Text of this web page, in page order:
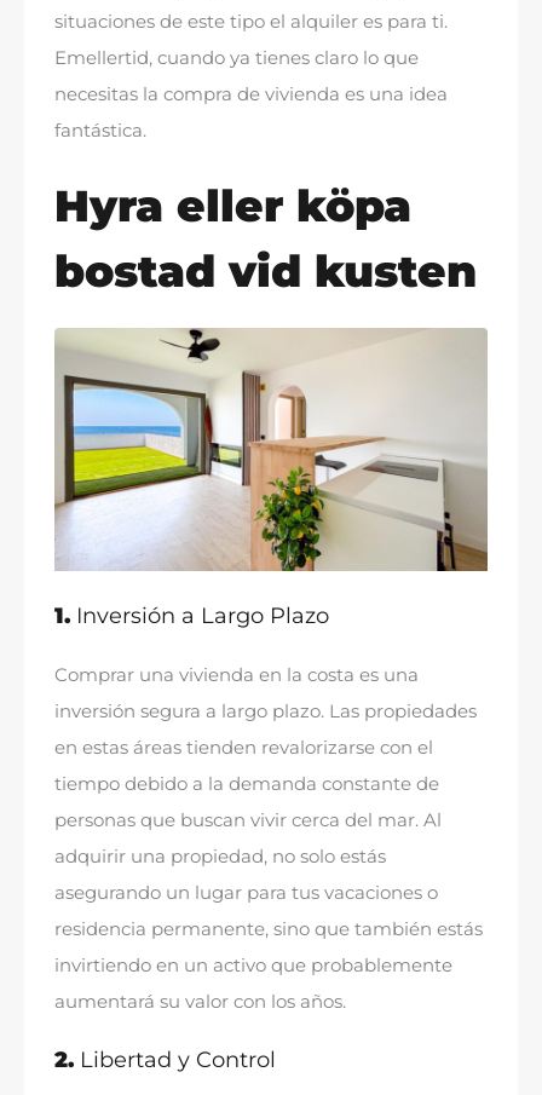
situaciones de este tipo el alquiler es para ti.
Emellertid, cuando ya tienes claro lo que
necesitas la compra de vivienda es una idea
fantástica.
Hyra eller köpa
bostad vid kusten
1. Inversión a Largo Plazo
Comprar una vivienda en la costa es una
inversión segura a largo plazo. Las propiedades
en estas áreas tienden revalorizarse con el
tiempo debido a la demanda constante de
personas que buscan vivir cerca del mar. Al
adquirir una propiedad, no solo estás
asegurando un lugar para tus vacaciones o
residencia permanente, sino que también estás
invirtiendo en un activo que probablemente
aumentará su valor con los años.
2. Libertad y Control